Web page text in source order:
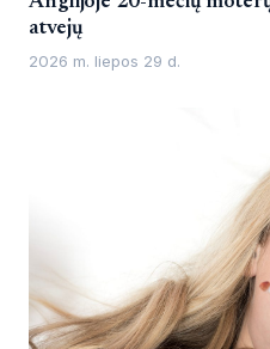
atvejų
2026 m. liepos 29 d.